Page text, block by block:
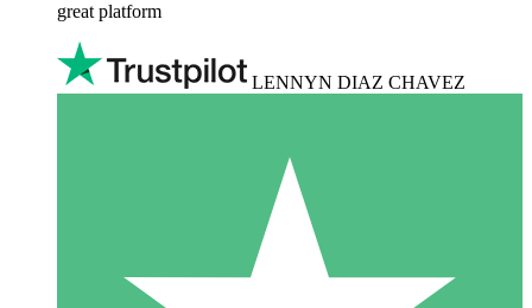
great platform
LENNYN DIAZ CHAVEZ